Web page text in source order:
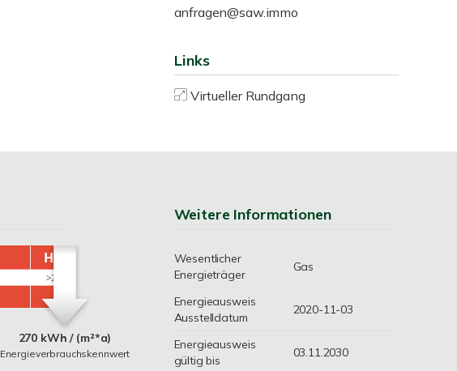
anfragen@saw.immo
Links
Virtueller Rundgang
270 kWh / (m²*a)
Energieverbrauchskennwert
Weitere Informationen
Wesentlicher
Energieträger
Gas
Energieausweis
Ausstelldatum
2020-11-03
Energieausweis
gültig bis
03.11.2030